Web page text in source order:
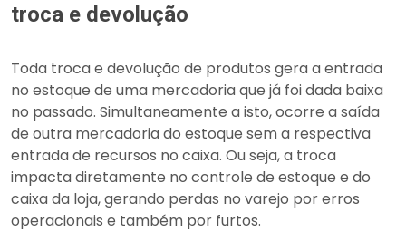
troca e devolução
Toda troca e devolução de produtos gera a entrada
no estoque de uma mercadoria que já foi dada baixa
no passado. Simultaneamente a isto, ocorre a saída
de outra mercadoria do estoque sem a respectiva
entrada de recursos no caixa. Ou seja, a troca
impacta diretamente no controle de estoque e do
caixa da loja, gerando perdas no varejo por erros
operacionais e também por furtos.